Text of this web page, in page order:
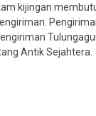
kijingan
Antik Sejahtera.